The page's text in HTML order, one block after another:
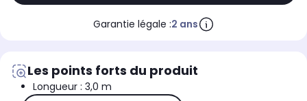
Garantie légale :2 ans
Les points forts du produit
Longueur : 3,0 m